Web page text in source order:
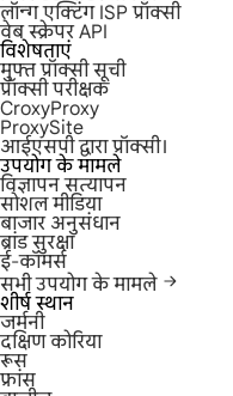
लॉन्ग एक्टिंग ISP प्रॉक्सी
वेब स्क्रेपर API
विशेषताएं
मुफ्त प्रॉक्सी सूची
प्रॉक्सी परीक्षक
CroxyProxy
ProxySite
आईएसपी द्वारा प्रॉक्सी।
उपयोग के मामले
विज्ञापन सत्यापन
सोशल मीडिया
बाजार अनुसंधान
ब्रांड सुरक्षा
ई-कॉमर्स
सभी उपयोग के मामले
शीर्ष स्थान
जर्मनी
दक्षिण कोरिया
रूस
फ्रांस